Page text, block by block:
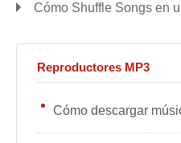
Cómo Shuffle Songs en
Reproductores MP3
Cómo descargar